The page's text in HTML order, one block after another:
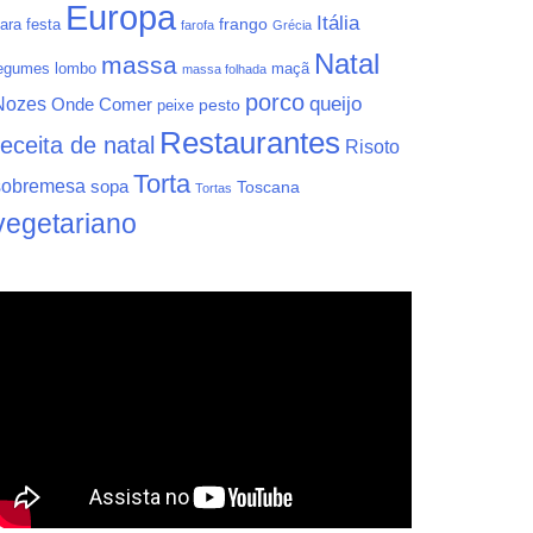
festa Europa farofa frango Grécia Itália
lombo massa massa folhada maçã Natal
Onde Comer peixe pesto porco queijo
de natal Restaurantes Risoto
sopa Torta Tortas Toscana